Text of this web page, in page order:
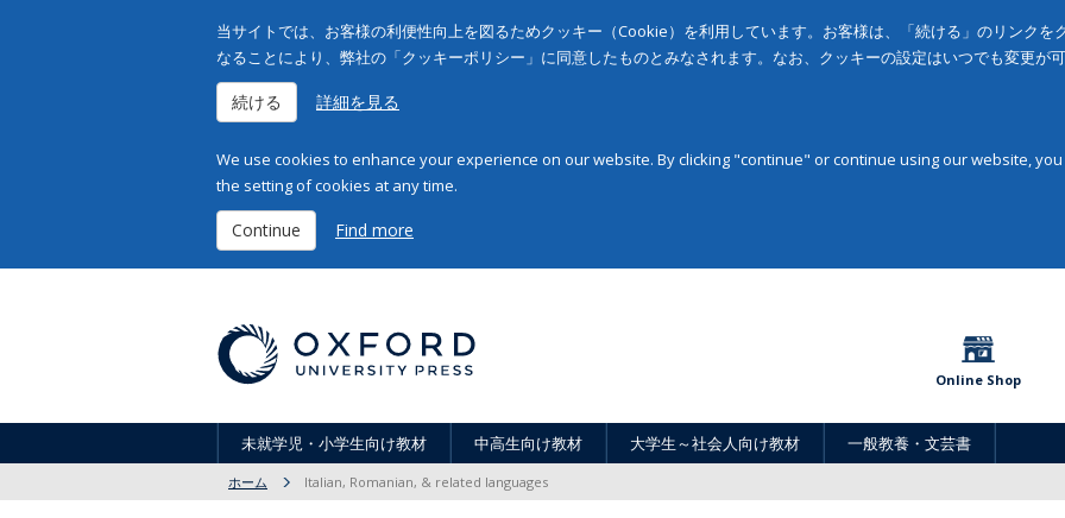
当サイトでは、お客様の利便性向上を図るためクッキー（Cookie）を利用しています。お客様は、「続ける」のリンクを
なることにより、弊社の「クッキーポリシー」に同意したものとみなされます。なお、クッキーの設定はいつでも変更が可
続ける 詳細を見る
We use cookies to enhance your experience on our website. By clicking "continue" or continue using our website,
the setting of cookies at any time.
Continue Find more
Online Shop
未就学児・小学生向け教材 中高生向け教材 大学生～社会人向け教材 一般教養・文芸書
ホーム Italian, Romanian, & related languages